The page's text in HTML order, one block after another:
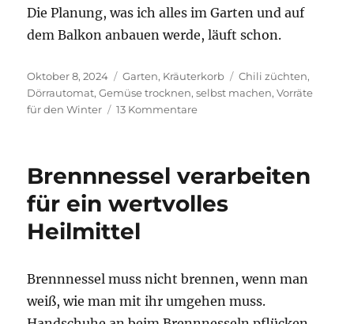
Die Planung, was ich alles im Garten und auf
dem Balkon anbauen werde, läuft schon.
Veröffentlicht
am
Oktober 8, 2024 Kategorien
Garten, Kräuterkorb Schlagwörter
Chili züchten,
Dörrautomat,Gemüse trocknen,selbst machen,Vorräte
für den Winter
13 Kommentarezu
das
doch
lieber
Brennnessel verarbeiten
für ein wertvolles
Heilmittel
Brennnessel muss nicht brennen, wenn man
weiß, wie man mit ihr umgehen muss.